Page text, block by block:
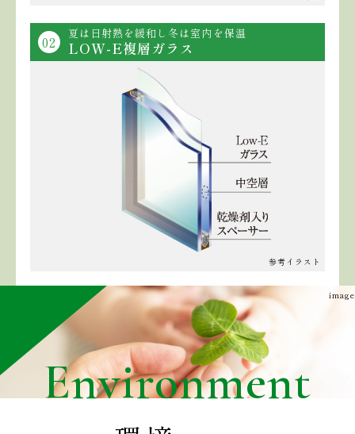
02 夏は日射熱を緩和し冬は室内を保温
LOW-E複層ガラス
参考イラスト
Environment
image